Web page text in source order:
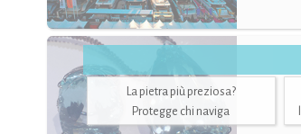
La pietra più preziosa?
Protegge chi naviga